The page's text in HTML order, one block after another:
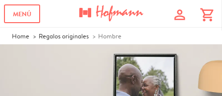
MENÚ profile shopping_cart
Home Regalos originales Hombre